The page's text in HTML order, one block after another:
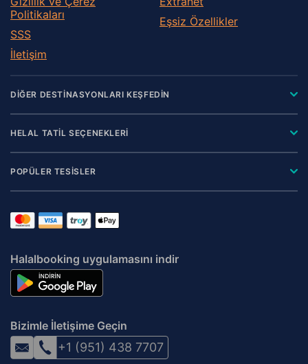
Politikaları
SSS
İletişim
Eşsiz Özellikler
DİĞER DESTİNASYONLARI KEŞFEDİN
HELAL TATİL SEÇENEKLERİ
POPÜLER TESİSLER
Halalbooking uygulamasını indir
Bizimle İletişime Geçin
+1 (951) 438 7707